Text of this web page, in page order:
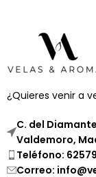
¿Quieres venir a
C. del
Valdemoro,
Teléfono:
Correo: